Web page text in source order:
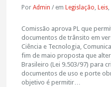
PorAdmin / em Legislação, Leis,
Comissão aprova PL que
documentos de trânsito em
Ciência e Tecnologia,
fim de maio proposta que
Brasileiro (Lei 9.503/97) para
documentos de uso e porte
objetivo é permitir…